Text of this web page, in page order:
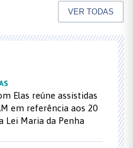
VER TODAS
Elas reúne assistidas
em referência aos 20
Lei Maria da Penha